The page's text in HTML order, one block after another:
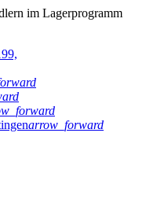
im Lagerprogramm
arrow_forward